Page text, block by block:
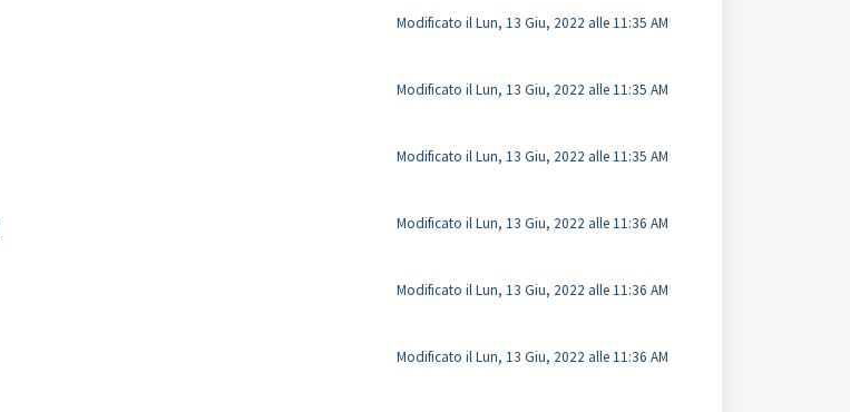
Modificato il Lun, 13 Giu, 2022 alle 11:35 AM
Modificato il Lun, 13 Giu, 2022 alle 11:35 AM
Modificato il Lun, 13 Giu, 2022 alle 11:35 AM
Modificato il Lun, 13 Giu, 2022 alle 11:36 AM
Modificato il Lun, 13 Giu, 2022 alle 11:36 AM
Modificato il Lun, 13 Giu, 2022 alle 11:36 AM